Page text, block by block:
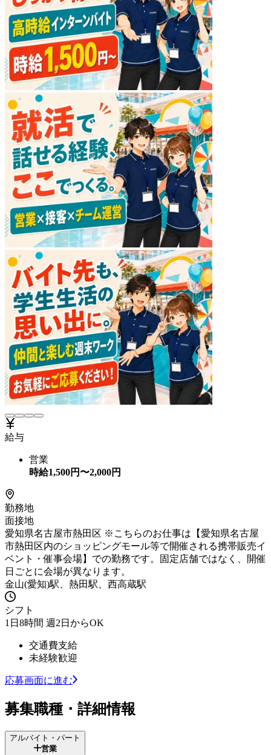
給与
営業
時給1,500円〜2,000円
勤務地
面接地
愛知県名古屋市熱田区 ※こちらのお仕事は【愛知県名古屋
市熱田区内のショッピングモール等で開催される携帯販売イ
ベント・催事会場】での勤務です。固定店舗ではなく、開催
日ごとに会場が異なります。
金山(愛知)駅、熱田駅、西高蔵駅
シフト
1日8時間 週2日からOK
交通費支給
未経験歓迎
応募画面に進む
募集職種・詳細情報
アルバイト・パート
営業